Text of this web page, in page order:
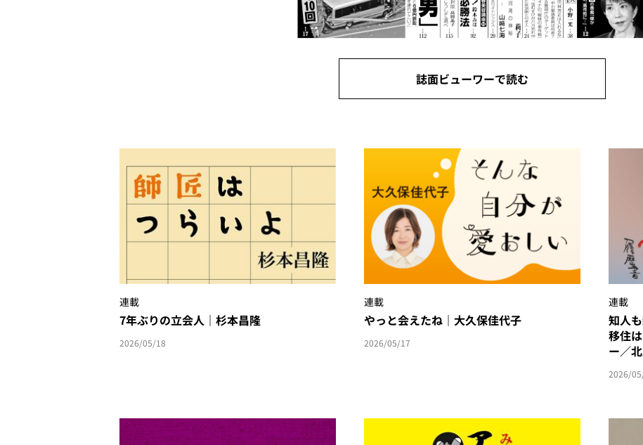
誌面ビューワーで読む
連載
7年ぶりの立会人｜杉本昌隆
2026/05/18
連載
やっと会えたね｜大久保佳代子
2026/05/17
連載
知人
移住
ー／
2026/